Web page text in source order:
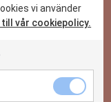
lärdomar
vi använder
vår cookiepolicy.